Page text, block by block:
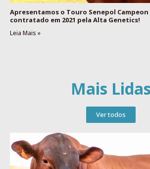
Apresentamos o Touro Senepol Campeon
contratado em 2021 pela Alta Genetics!
Leia Mais »
Mais Lidas
Ver todos